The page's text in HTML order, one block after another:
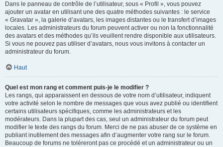
Dans le panneau de contrôle de l’utilisateur, sous « Profil », vous pouvez
ajouter un avatar en utilisant une des quatre méthodes suivantes : le service
« Gravatar », la galerie d’avatars, les images distantes ou le transfert d’images
locales. Les administrateurs du forum peuvent activer ou non la fonctionnalité
des avatars et des méthodes qu’ils veuillent rendre disponible aux utilisateurs.
Si vous ne pouvez pas utiliser d’avatars, nous vous invitons à contacter un
administrateur du forum.
Haut
Quel est mon rang et comment puis-je le modifier ?
Les rangs, qui apparaissent en dessous de votre nom d’utilisateur, indiquent
votre activité selon le nombre de messages que vous avez publié ou identifient
certains utilisateurs spécifiques, comme les administrateurs et les
modérateurs. Dans la plupart des cas, seul un administrateur du forum peut
modifier le texte des rangs du forum. Merci de ne pas abuser de ce système en
publiant inutilement des messages afin d’augmenter votre rang sur le forum.
Beaucoup de forums ne toléreront pas ce procédé et un administrateur ou un